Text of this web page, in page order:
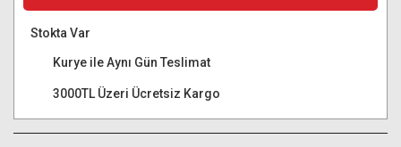
Stokta Var
Kurye ile Aynı Gün Teslimat
3000TL Üzeri Ücretsiz Kargo